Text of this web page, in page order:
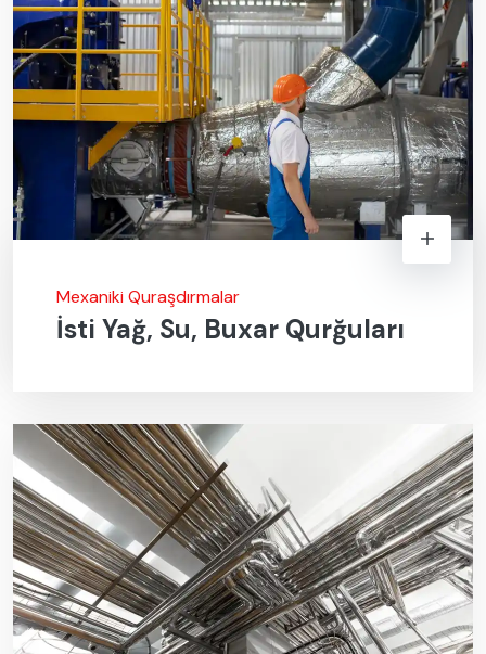
Mexaniki Quraşdırmalar
İsti Yağ, Su, Buxar Qurğuları